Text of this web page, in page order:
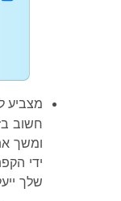
מצביע
חשוב
ומשך
ידי
שלך